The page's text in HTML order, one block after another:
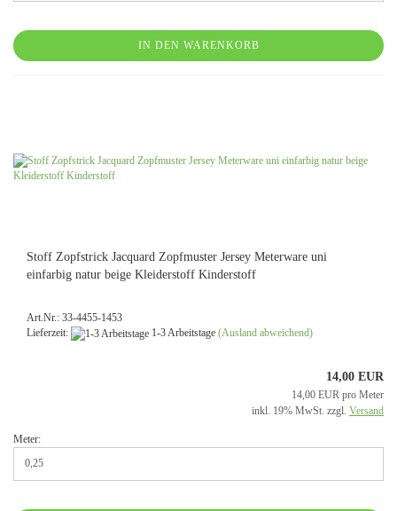
IN DEN WARENKORB
Stoff Zopfstrick Jacquard Zopfmuster Jersey Meterware uni
einfarbig natur beige Kleiderstoff Kinderstoff
Art.Nr.: 33-4455-1453
Lieferzeit:
1-3 Arbeitstage (Ausland abweichend)
14,00 EUR
14,00 EUR pro Meter
inkl. 19% MwSt. zzgl. Versand
Meter: